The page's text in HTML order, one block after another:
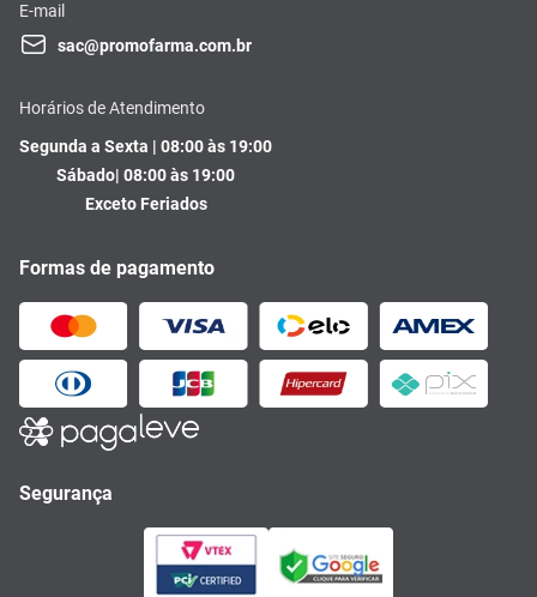
E-mail
sac@promofarma.com.br
Horários de Atendimento
Segunda a Sexta | 08:00 às 19:00
Sábado| 08:00 às 19:00
Exceto Feriados
Formas de pagamento
Segurança